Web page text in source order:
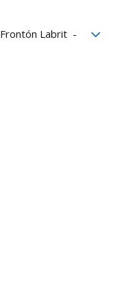
Frontón Labrit